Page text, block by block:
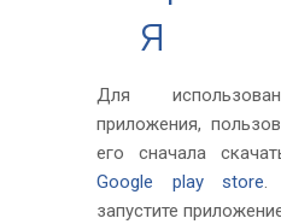
я
Для
приложения,
его сначала
Google play store.
запустите